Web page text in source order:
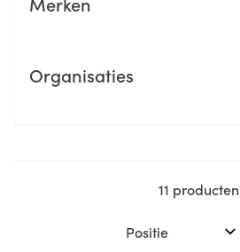
Organisaties
11 producten
Sorteer op: